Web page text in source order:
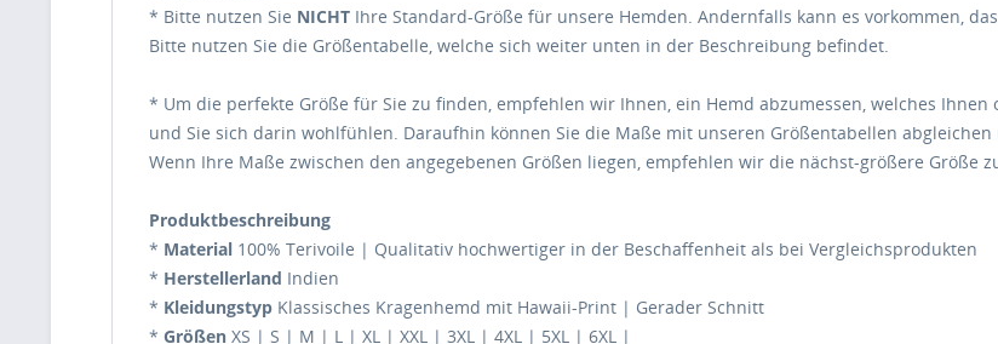
* Bitte nutzen Sie NICHT Ihre Standard-Größe für unsere Hemden. Andernfalls kann es vorkommen,
Bitte nutzen Sie die Größentabelle, welche sich weiter unten in der Beschreibung befindet.
* Um die perfekte Größe für Sie zu finden, empfehlen wir Ihnen, ein Hemd abzumessen, welches Ihnen
und Sie sich darin wohlfühlen. Daraufhin können Sie die Maße mit unseren Größentabellen
Wenn Ihre Maße zwischen den angegebenen Größen liegen, empfehlen wir die nächst-größere Größe
Produktbeschreibung
* Material 100% Terivoile | Qualitativ hochwertiger in der Beschaffenheit als bei Vergleichsprodukten
* Herstellerland Indien
* Kleidungstyp Klassisches Kragenhemd mit Hawaii-Print | Gerader Schnitt
* Größen XS | S | M | L | XL | XXL | 3XL | 4XL | 5XL | 6XL |